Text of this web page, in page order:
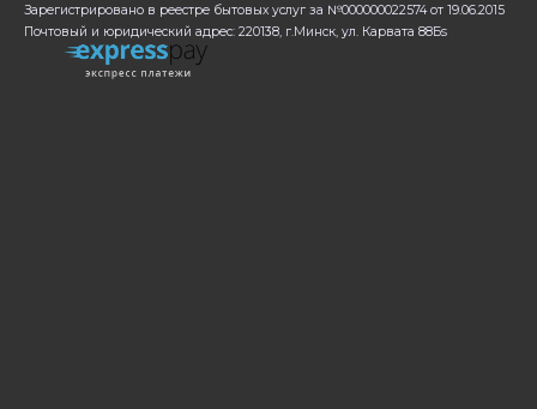
Зарегистрировано в реестре бытовых услуг за №000000022574 от 19.06.2015
Почтовый и юридический адрес: 220138, г.Минск, ул. Карвата 88Бs